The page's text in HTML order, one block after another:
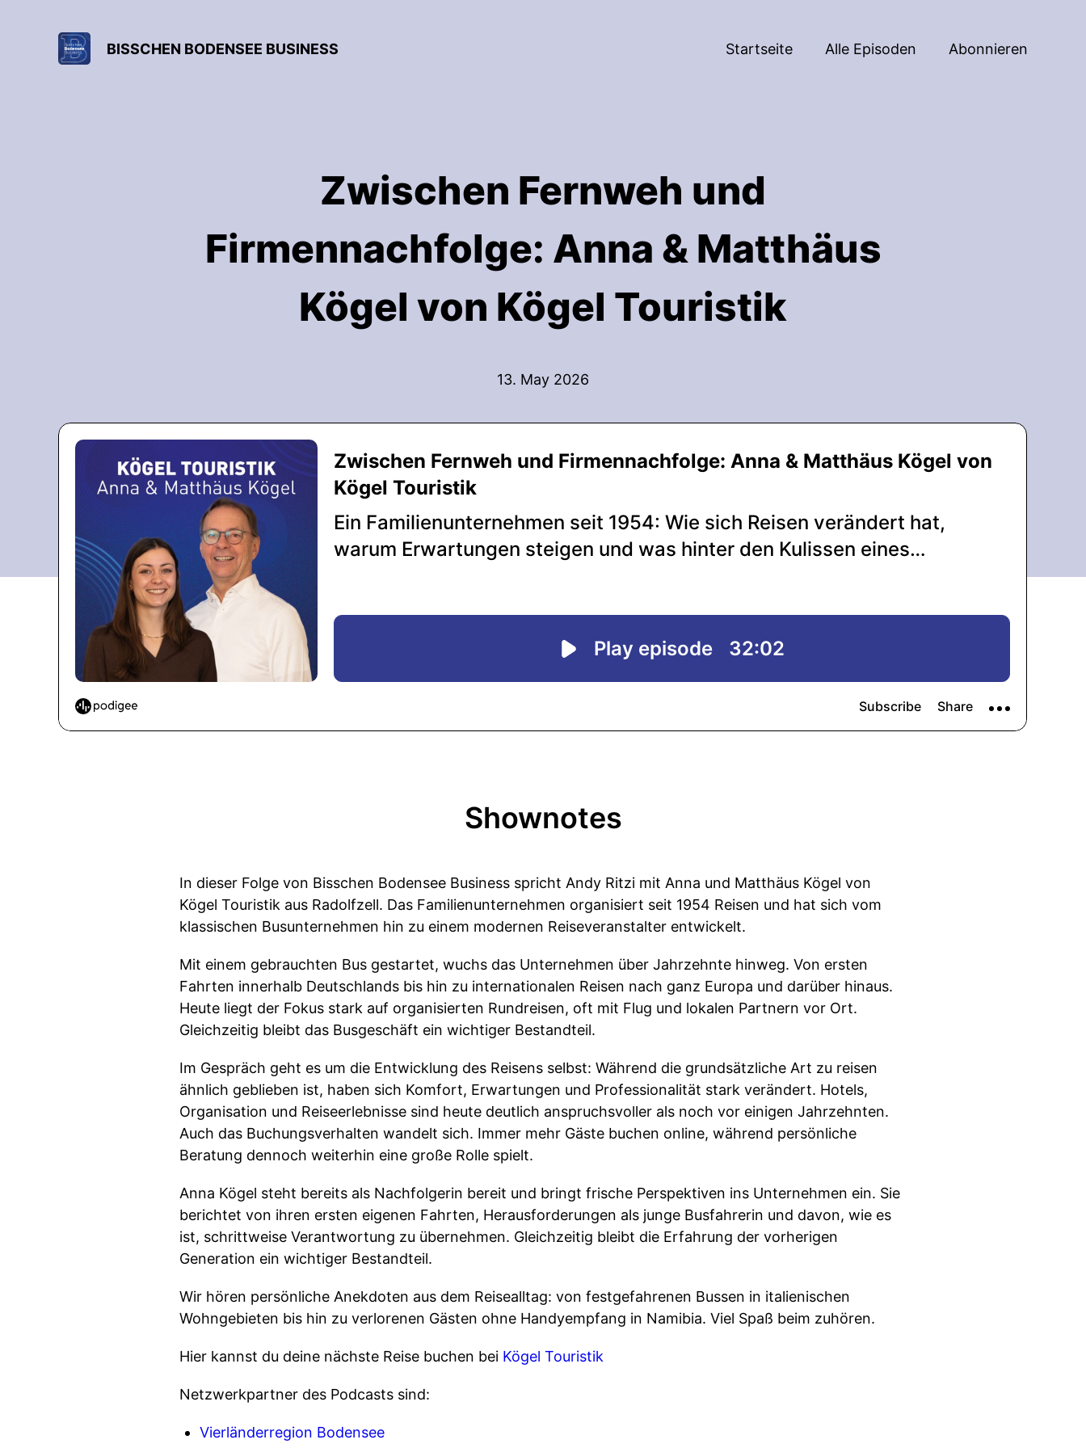
BISSCHEN BODENSEE BUSINESS Startseite Alle Episoden Abonnieren
Zwischen Fernweh und
Firmennachfolge: Anna & Matthäus
Kögel von Kögel Touristik
13. May 2026
Shownotes
In dieser Folge von Bisschen Bodensee Business spricht Andy Ritzi mit Anna und Matthäus Kögel von
Kögel Touristik aus Radolfzell. Das Familienunternehmen organisiert seit 1954 Reisen und hat sich vom
klassischen Busunternehmen hin zu einem modernen Reiseveranstalter entwickelt.
Mit einem gebrauchten Bus gestartet, wuchs das Unternehmen über Jahrzehnte hinweg. Von ersten
Fahrten innerhalb Deutschlands bis hin zu internationalen Reisen nach ganz Europa und darüber hinaus.
Heute liegt der Fokus stark auf organisierten Rundreisen, oft mit Flug und lokalen Partnern vor Ort.
Gleichzeitig bleibt das Busgeschäft ein wichtiger Bestandteil.
Im Gespräch geht es um die Entwicklung des Reisens selbst: Während die grundsätzliche Art zu reisen
ähnlich geblieben ist, haben sich Komfort, Erwartungen und Professionalität stark verändert. Hotels,
Organisation und Reiseerlebnisse sind heute deutlich anspruchsvoller als noch vor einigen Jahrzehnten.
Auch das Buchungsverhalten wandelt sich. Immer mehr Gäste buchen online, während persönliche
Beratung dennoch weiterhin eine große Rolle spielt.
Anna Kögel steht bereits als Nachfolgerin bereit und bringt frische Perspektiven ins Unternehmen ein. Sie
berichtet von ihren ersten eigenen Fahrten, Herausforderungen als junge Busfahrerin und davon, wie es
ist, schrittweise Verantwortung zu übernehmen. Gleichzeitig bleibt die Erfahrung der vorherigen
Generation ein wichtiger Bestandteil.
Wir hören persönliche Anekdoten aus dem Reisealltag: von festgefahrenen Bussen in italienischen
Wohngebieten bis hin zu verlorenen Gästen ohne Handyempfang in Namibia. Viel Spaß beim zuhören.
Hier kannst du deine nächste Reise buchen bei Kögel Touristik
Netzwerkpartner des Podcasts sind:
Vierländerregion Bodensee